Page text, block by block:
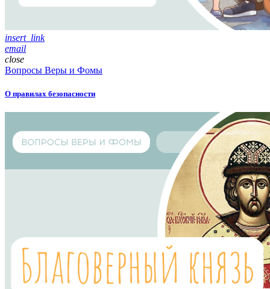
insert_link
email
close
Вопросы Веры и Фомы
О правилах безопасности